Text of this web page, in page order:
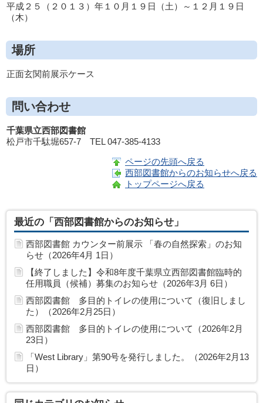
平成２５（２０１３）年１０月１９日（土）～１２月１９日
（木）
場所
正面玄関前展示ケース
問い合わせ
千葉県立西部図書館
松戸市千駄堀657-7 TEL047-385-4133
ページの先頭へ戻る
西部図書館からのお知らせへ戻る
トップページへ戻る
最近の「西部図書館からのお知らせ」
西部図書館 カウンター前展示 「春の自然探索」のお知
らせ（2026年4月 1日）
【終了しました】令和8年度千葉県立西部図書館臨時的
任用職員（候補）募集のお知らせ（2026年3月 6日）
西部図書館 多目的トイレの使用について（復旧しまし
た）（2026年2月25日）
西部図書館 多目的トイレの使用について（2026年2月
23日）
「West Library」第90号を発行しました。（2026年2月13
日）